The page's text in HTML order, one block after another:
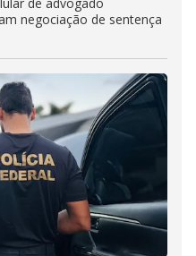
negociação de sentença